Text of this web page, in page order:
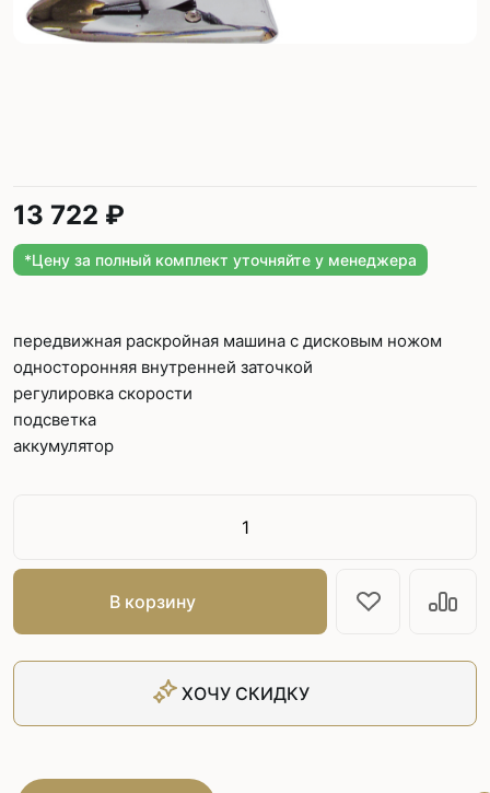
13 722 ₽
*Цену за полный комплект уточняйте у менеджера
передвижная раскройная машина с дисковым ножом
односторонняя внутренней заточкой
регулировка скорости
подсветка
аккумулятор
В корзину
ХОЧУ СКИДКУ